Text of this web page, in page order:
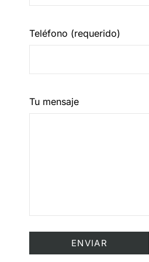
Teléfono (requerido)
Tu mensaje